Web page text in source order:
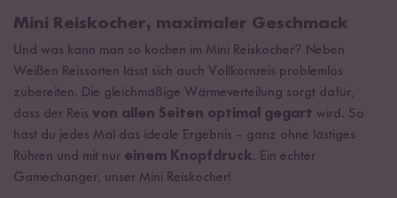
Mini Reiskocher, maximaler Geschmack
Und was kann man so kochen im Mini Reiskocher? Neben
Weißen Reissorten lässt sich auch Vollkornreis problemlos
zubereiten. Die gleichmäßige Wärmeverteilung sorgt dafür,
dass der Reis von allen Seiten optimal gegart wird. So
hast du jedes Mal das ideale Ergebnis – ganz ohne lästiges
Rühren und mit nur einem Knopfdruck. Ein echter
Gamechanger, unser Mini Reiskocher!